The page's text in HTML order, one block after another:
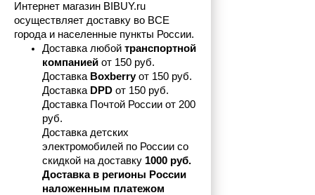
Интернет магазин BIBUY.ru
осуществляет доставку во ВСЕ
города и населенные пункты России.
Доставка любой транспортной
компанией от 150 руб.
Доставка Boxberry от 150 руб.
Доставка DPD от 150 руб.
Доставка Почтой России от 200
руб.
Доставка детских
электромобилей по России со
скидкой на доставку 1000 руб.
Доставка в регионы России
наложенным платежом